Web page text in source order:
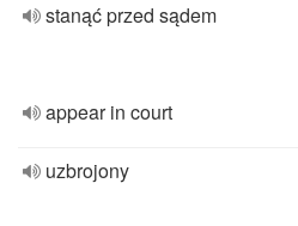
stanąć przed sądem
appear in court
uzbrojony